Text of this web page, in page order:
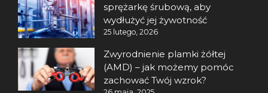
sprężarkę śrubową, aby
wydłużyć jej żywotność
25 lutego, 2026
Zwyrodnienie plamki żółtej
(AMD) – jak możemy pomóc
zachować Twój wzrok?